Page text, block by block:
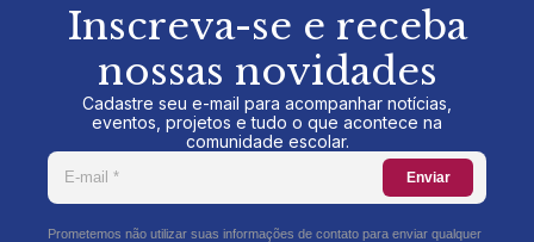
Inscreva-se e receba
nossas novidades
Cadastre seu e-mail para acompanhar notícias,
eventos, projetos e tudo o que acontece na
comunidade escolar.
Enviar
Prometemos não utilizar suas informações de contato para enviar qualquer